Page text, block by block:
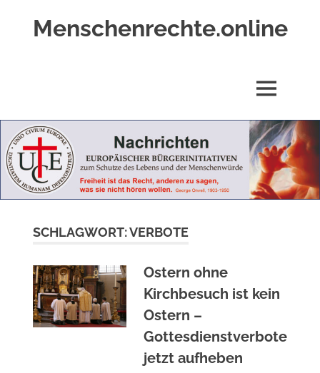
Menschenrechte.online
Geborene
wie
für
Ungeborene
MENÜ
SCHLAGWORT:VERBOTE
Ostern ohne
Kirchbesuch ist kein
Ostern –
Gottesdienstverbote
jetzt aufheben